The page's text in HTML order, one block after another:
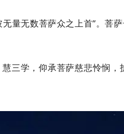
量无数菩萨众之上首”。菩
三学，仰承菩萨慈悲怜悯，